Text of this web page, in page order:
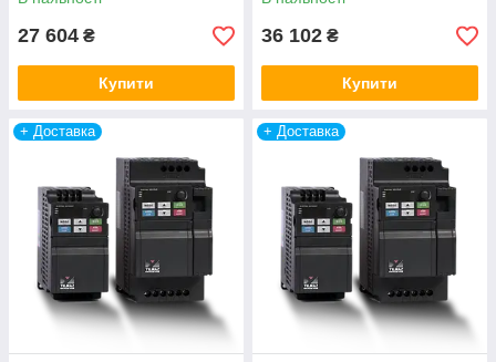
27 604 ₴
Купити
36 102 ₴
Купити
+ Доставка + Доставка